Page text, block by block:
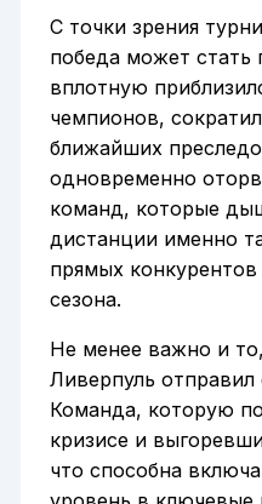
С точки зрения
победа может стать
вплотную
чемпионов,
ближайших
одновременно
команд, которые
дистанции именно
прямых
сезона.
Не менее важно и
Ливерпуль
Команда, которую
кризисе и
что способна